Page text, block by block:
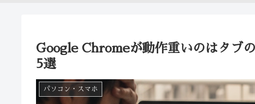
Google Chromeが動作重いのはタブ
5選
パソコン・スマホ